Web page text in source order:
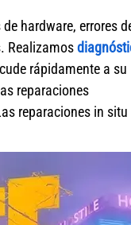
hardware, errores
Realizamos
rápidamente a su
reparaciones
reparaciones in situ